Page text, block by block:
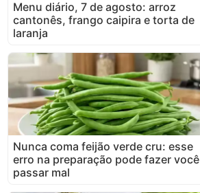
Menu diário, 7 de agosto: arroz
cantonês, frango caipira e torta de
laranja
Nunca coma feijão verde cru: esse
erro na preparação pode fazer você
passar mal